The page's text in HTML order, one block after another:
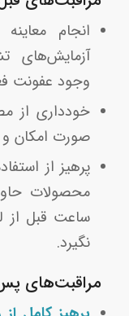
انجام
آزمایش‌های
وجود عفونت
خودداری از
صورت امکان
پرهیز از
ساعت قبل از
نگیرد.
مراقبت‌های